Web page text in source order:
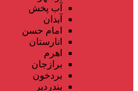
آب پخش
آبدان
امام حسن
انارستان
اهرم
برازجان
بردخون
بندردیر